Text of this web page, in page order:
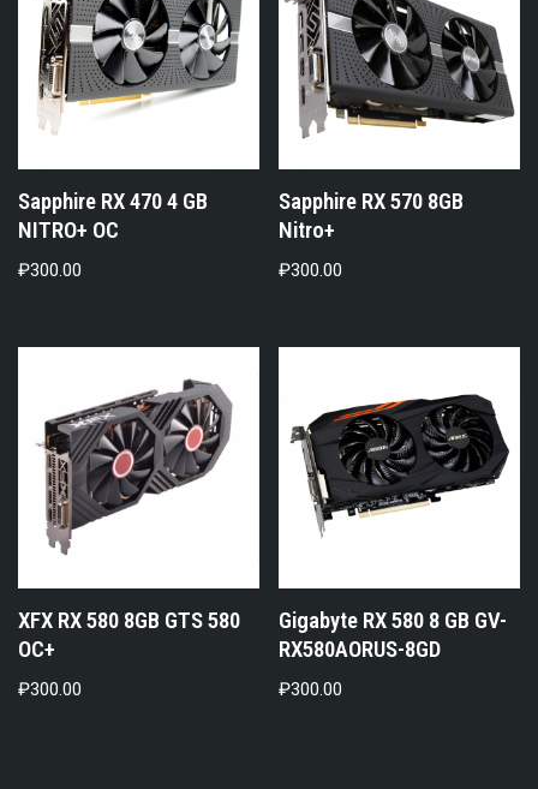
Sapphire RX 470 4 GB
NITRO+ OC
₽300.00
Sapphire RX 570 8GB
Nitro+
₽300.00
XFX RX 580 8GB GTS 580
OC+
₽300.00
Gigabyte RX 580 8 GB GV-
RX580AORUS-8GD
₽300.00